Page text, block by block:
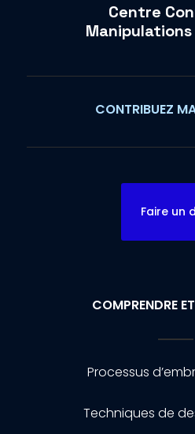
Centre
CONTRIBUEZ
Faire un
COMPRENDRE
Processus
Techniques de